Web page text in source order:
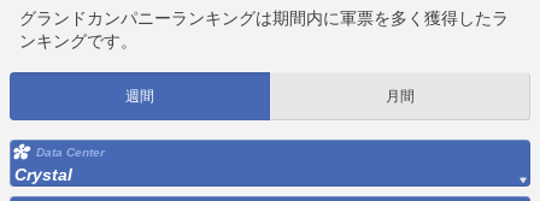
グランドカンパニーランキングは期間内に軍票を多く獲得したラ
ンキングです。
週間 月間
Data Center
Crystal